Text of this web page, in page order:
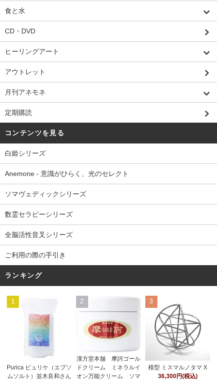
食と水
CD・DVD
ヒーリングアート
アウトレット
月刊アネモネ
定期購読
コンテンツを見る
白姫シリーズ
Anemone - 意識がひらく、光のセレクト
ソマヴェディックシリーズ
数霊セラピーシリーズ
全脳活性音叉シリーズ
ご利用の際の手引き
ランキング
1
Purica ピュリケ（エプソ
ムソルト）並木良和さん
2
漢方堂本舗 摩訶ゴール
ドクリーム ミネラルイ
オン万能クリーム ソマ
3
模型 ミスマルノタマ X
36,300円(税込)